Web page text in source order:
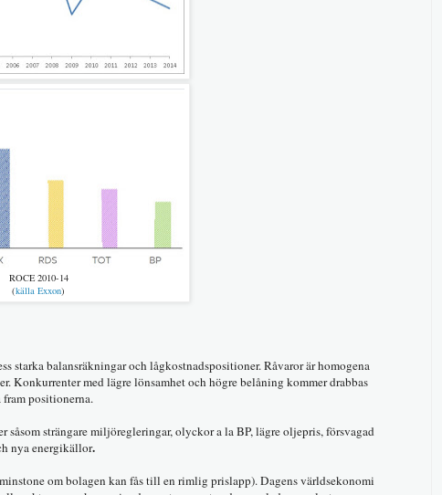
ROCE 2010-14
(källa Exxon)
starka balansräkningar och lågkostnadspositioner. Råvaror är homogena
Konkurrenter med lägre lönsamhet och högre belåning kommer drabbas
positionerna.
strängare miljöregleringar, olyckor a la BP, lägre oljepris, försvagad
nya energikällor.
om bolagen kan fås till en rimlig prislapp). Dagens världsekonomi